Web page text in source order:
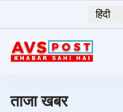
to
content
हिंदी
ताजा खबर